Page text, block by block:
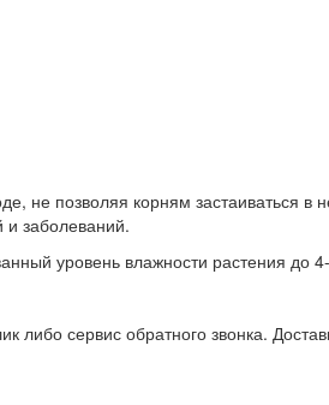
не позволяя корням застаиваться в
и заболеваний.
уровень влажности растения до
сервис обратного звонка.